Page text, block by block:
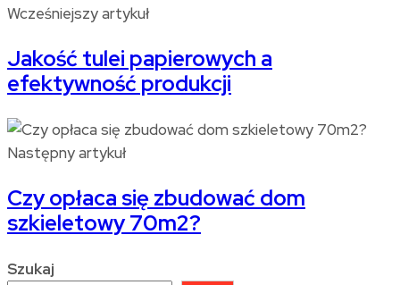
Wcześniejszy artykuł
Jakość tulei papierowych a
efektywność produkcji
Następny artykuł
Czy opłaca się zbudować dom
szkieletowy 70m2?
Szukaj